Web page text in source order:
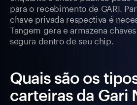
para o recebimento de GARI.
chave privada respectiva é
Tangem gera e armazena
segura dentro de seu chip.
Quais são os
carteiras da Gari